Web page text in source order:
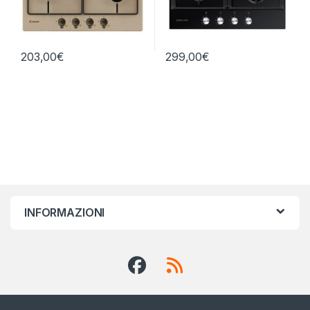
203,00€ 299,00€
INFORMAZIONI